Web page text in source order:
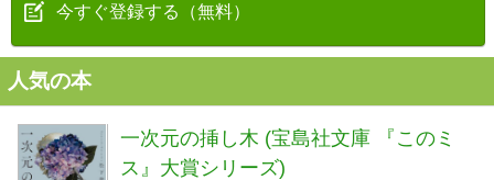
今すぐ登録する（無料）
人気の本
一次元の挿し木 (宝島社文庫 『このミ
ス』大賞シリーズ)